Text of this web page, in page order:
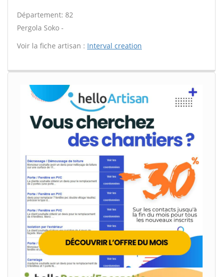
Département: 82
Pergola Soko -
Voir la fiche artisan : Interval creation